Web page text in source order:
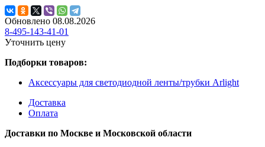
Обновлено 08.08.2026
8-495-143-41-01
Уточнить цену
Подборки товаров:
Аксессуары для светодиодной ленты/трубки Arlight
Доставка
Оплата
Доставки по Москве и Московской области